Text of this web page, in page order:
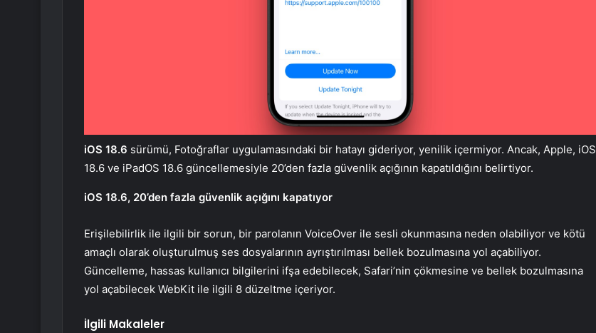
iOS 18.6 sürümü, Fotoğraflar uygulamasındaki bir hatayı gideriyor, yenilik içermiyor. Ancak, Apple, iOS
18.6 ve iPadOS 18.6 güncellemesiyle 20’den fazla güvenlik açığının kapatıldığını belirtiyor.
iOS 18.6, 20’den fazla güvenlik açığını kapatıyor
Erişilebilirlik ile ilgili bir sorun, bir parolanın VoiceOver ile sesli okunmasına neden olabiliyor ve kötü
amaçlı olarak oluşturulmuş ses dosyalarının ayrıştırılması bellek bozulmasına yol açabiliyor.
Güncelleme, hassas kullanıcı bilgilerini ifşa edebilecek, Safari’nin çökmesine ve bellek bozulmasına
yol açabilecek WebKit ile ilgili 8 düzeltme içeriyor.
İlgili Makaleler